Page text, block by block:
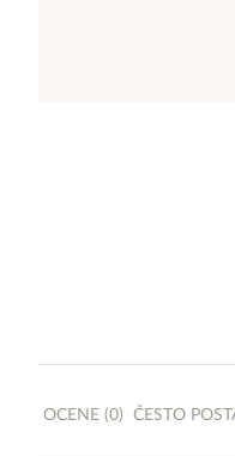
OCENE (0) ČESTO